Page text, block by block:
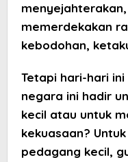
memerdekakan
kebodohan,
Tetapi hari-hari
negara ini hadir
kecil atau untuk
kekuasaan?
pedagang kecil,